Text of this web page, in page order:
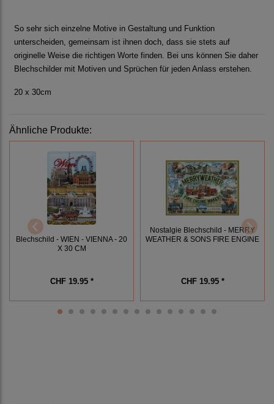
So sehr sich einzelne Motive in Gestaltung und Funktion
unterscheiden, gemeinsam ist ihnen doch, dass sie stets auf
originelle Weise die richtigen Worte finden. Bei uns können Sie daher
Blechschilder mit Motiven und Sprüchen für jeden Anlass erstehen.
20 x 30cm
Ähnliche Produkte:
Blechschild - WIEN - VIENNA - 20
X 30 CM
CHF 19.95 *
Nostalgie Blechschild - MERRY
WEATHER & SONS FIRE ENGINE
CHF 19.95 *